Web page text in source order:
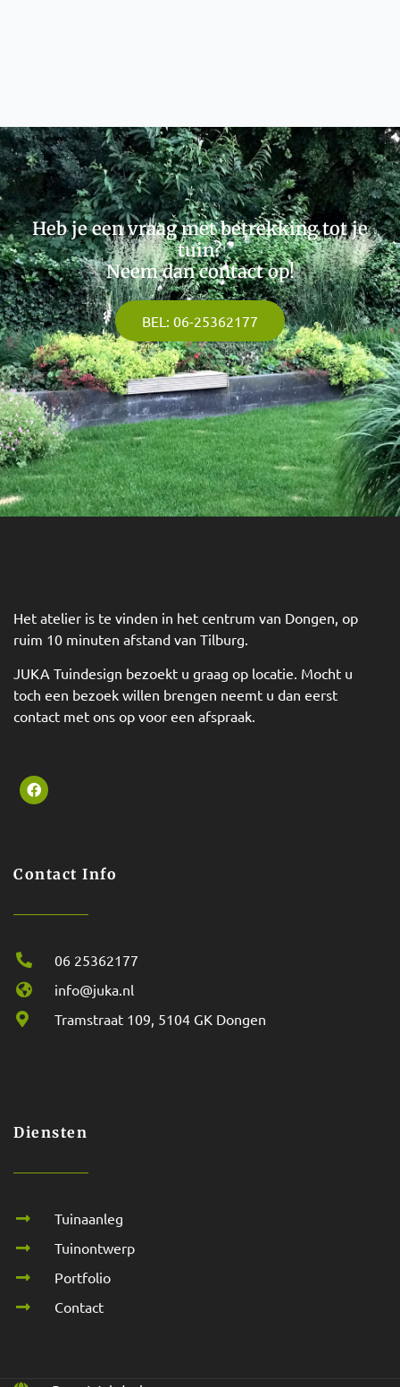
Heb je een vraag met betrekking tot je
tuin?
Neem dan contact op!
BEL: 06-25362177
Het atelier is te vinden in het centrum van Dongen, op
ruim 10 minuten afstand van Tilburg.
JUKA Tuindesign bezoekt u graag op locatie. Mocht u
toch een bezoek willen brengen neemt u dan eerst
contact met ons op voor een afspraak.
Contact Info
06 25362177
info@juka.nl
Tramstraat 109, 5104 GK Dongen
Diensten
Tuinaanleg
Tuinontwerp
Portfolio
Contact